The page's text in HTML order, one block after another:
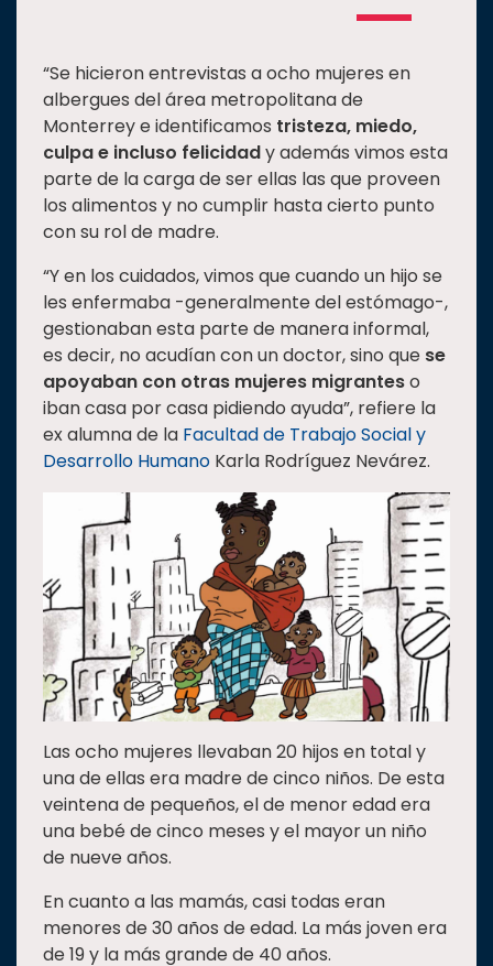
“Se hicieron entrevistas a ocho mujeres en
albergues del área metropolitana de
Monterrey e identificamos tristeza, miedo,
culpa e incluso felicidady además vimos esta
parte de la carga de ser ellas las que proveen
los alimentos y no cumplir hasta cierto punto
con su rol de madre.
“Y en los cuidados, vimos que cuando un hijo se
les enfermaba -generalmente del estómago-,
gestionaban esta parte de manera informal,
es decir, no acudían con un doctor, sino que se
apoyaban con otras mujeres migranteso
iban casa por casa pidiendo ayuda”, refiere la
ex alumna de la Facultad de Trabajo Social y
Desarrollo Humano Karla Rodríguez Nevárez.
Las ocho mujeres llevaban 20 hijos en total y
una de ellas era madre de cinco niños. De esta
veintena de pequeños, el de menor edad era
una bebé de cinco meses y el mayor un niño
de nueve años.
En cuanto a las mamás, casi todas eran
menores de 30 años de edad. La más joven era
de 19 y la más grande de 40 años.